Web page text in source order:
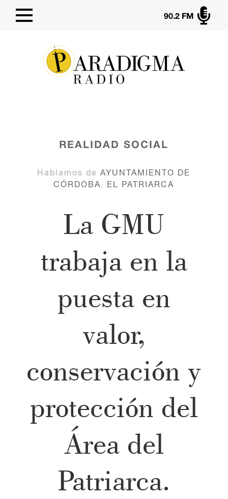

90.2 FM
REALIDAD SOCIAL
Hablamos deAYUNTAMIENTO DE
CÓRDOBA, EL PATRIARCA
La GMU
trabaja en la
puesta en
valor,
conservación y
protección del
Área del
Patriarca.